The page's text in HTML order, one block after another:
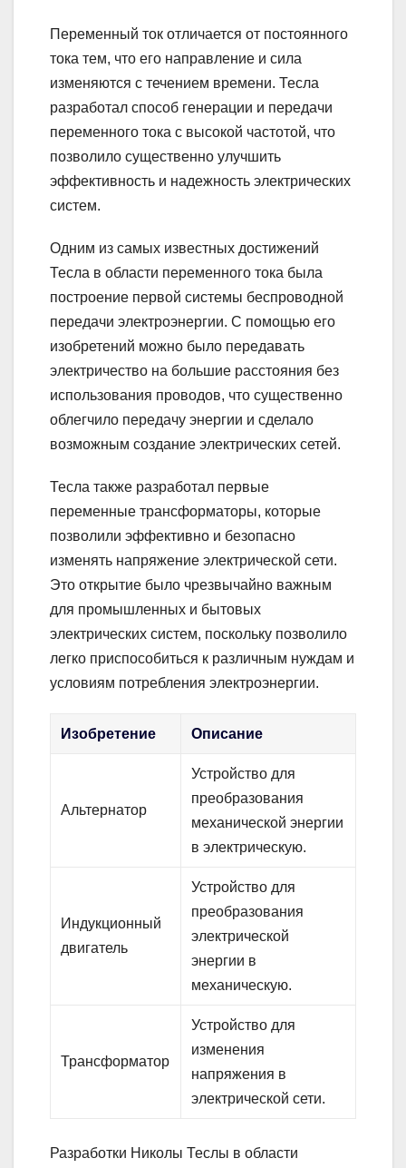
Переменный ток отличается от постоянного
тока тем, что его направление и сила
изменяются с течением времени. Тесла
разработал способ генерации и передачи
переменного тока с высокой частотой, что
позволило существенно улучшить
эффективность и надежность электрических
систем.
Одним из самых известных достижений
Тесла в области переменного тока была
построение первой системы беспроводной
передачи электроэнергии. С помощью его
изобретений можно было передавать
электричество на большие расстояния без
использования проводов, что существенно
облегчило передачу энергии и сделало
возможным создание электрических сетей.
Тесла также разработал первые
переменные трансформаторы, которые
позволили эффективно и безопасно
изменять напряжение электрической сети.
Это открытие было чрезвычайно важным
для промышленных и бытовых
электрических систем, поскольку позволило
легко приспособиться к различным нуждам и
условиям потребления электроэнергии.
Изобретение Описание
Альтернатор
Устройство для
преобразования
механической энергии
в электрическую.
Индукционный
двигатель
Устройство для
преобразования
электрической
энергии в
механическую.
Трансформатор
Устройство для
изменения
напряжения в
электрической сети.
Разработки Николы Теслы в области